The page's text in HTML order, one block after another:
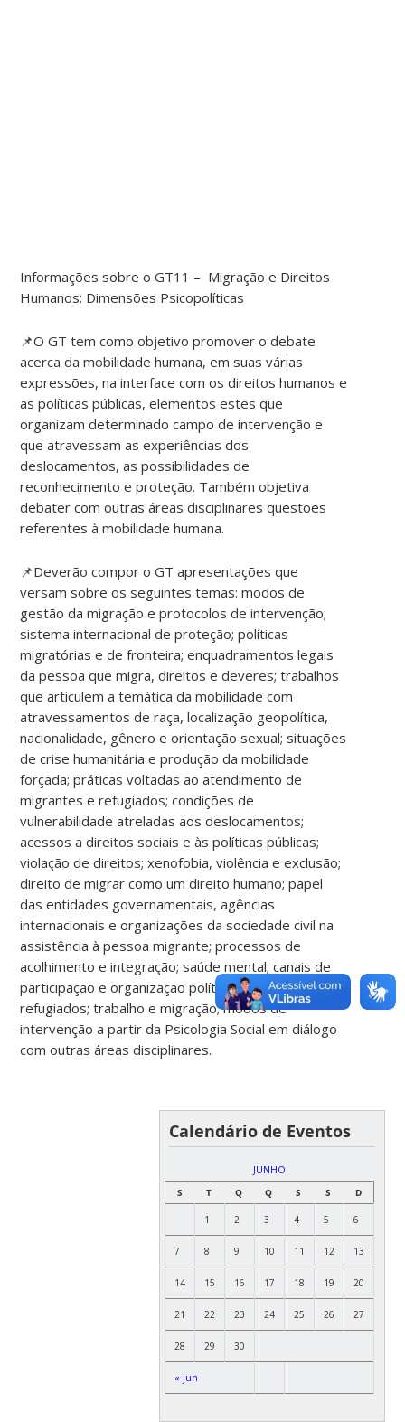
Informações sobre o GT11 – Migração e Direitos
Humanos: Dimensões Psicopolíticas
📌O GT tem como objetivo promover o debate
acerca da mobilidade humana, em suas várias
expressões, na interface com os direitos humanos e
as políticas públicas, elementos estes que
organizam determinado campo de intervenção e
que atravessam as experiências dos
deslocamentos, as possibilidades de
reconhecimento e proteção. Também objetiva
debater com outras áreas disciplinares questões
referentes à mobilidade humana.
📌Deverão compor o GT apresentações que
versam sobre os seguintes temas: modos de
gestão da migração e protocolos de intervenção;
sistema internacional de proteção; políticas
migratórias e de fronteira; enquadramentos legais
da pessoa que migra, direitos e deveres; trabalhos
que articulem a temática da mobilidade com
atravessamentos de raça, localização geopolítica,
nacionalidade, gênero e orientação sexual; situações
de crise humanitária e produção da mobilidade
forçada; práticas voltadas ao atendimento de
migrantes e refugiados; condições de
vulnerabilidade atreladas aos deslocamentos;
acessos a direitos sociais e às políticas públicas;
violação de direitos; xenofobia, violência e exclusão;
direito de migrar como um direito humano; papel
das entidades governamentais, agências
internacionais e organizações da sociedade civil na
assistência à pessoa migrante; processos de
acolhimento e integração; saúde mental; canais de
participação e organização política de migrantes e
refugiados; trabalho e migração; modos de
intervenção a partir da Psicologia Social em diálogo
com outras áreas disciplinares.
Calendário de Eventos
JUNHO
S
T Q Q S S D
« jun
1 2 3 4 5 6
7 8 9 10 11 12 13
14 15 16 17 18 19 20
21 22 23 24 25 26 27
28 29 30